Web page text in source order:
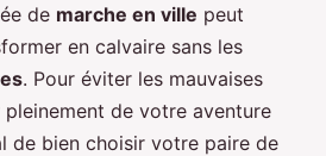
de marche en ville peut
en calvaire sans les
. Pour éviter les mauvaises
de votre aventure
de bien choisir votre paire de